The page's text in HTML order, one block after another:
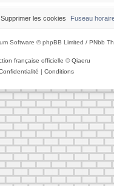
Fuseau
Supprimer les cookies
Software © phpBB Limited / PNbb
française officielle ©Qiaeru
| Conditions